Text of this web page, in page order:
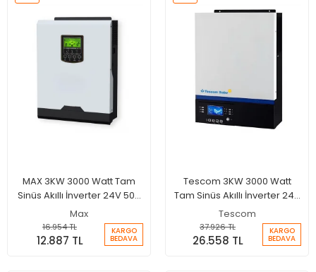
MAX 3KW 3000 Watt Tam
Sinüs Akıllı İnverter 24V 50A
Şarjlı İnverter
Max
16.954 TL
12.887 TL
KARGO
BEDAVA
Tescom 3KW 3000 Watt
Tam Sinüs Akıllı İnverter 24V
80A MPPT Şarjlı İnverter
Tescom
37.926 TL
26.558 TL
KARGO
BEDAVA